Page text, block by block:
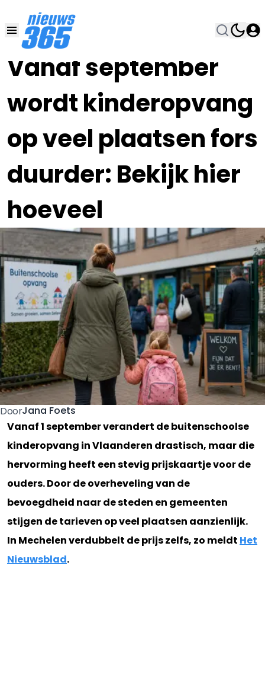
Vanaf september
wordt kinderopvang
op veel plaatsen fors
duurder: Bekijk hier
hoeveel
29 JUN , 14:00•
DoorJana Foets
Vanaf 1 september verandert de buitenschoolse
kinderopvang in Vlaanderen drastisch, maar die
hervorming heeft een stevig prijskaartje voor de
ouders. Door de overheveling van de
bevoegdheid naar de steden en gemeenten
stijgen de tarieven op veel plaatsen aanzienlijk.
In Mechelen verdubbelt de prijs zelfs, zo meldt Het
Nieuwsblad.